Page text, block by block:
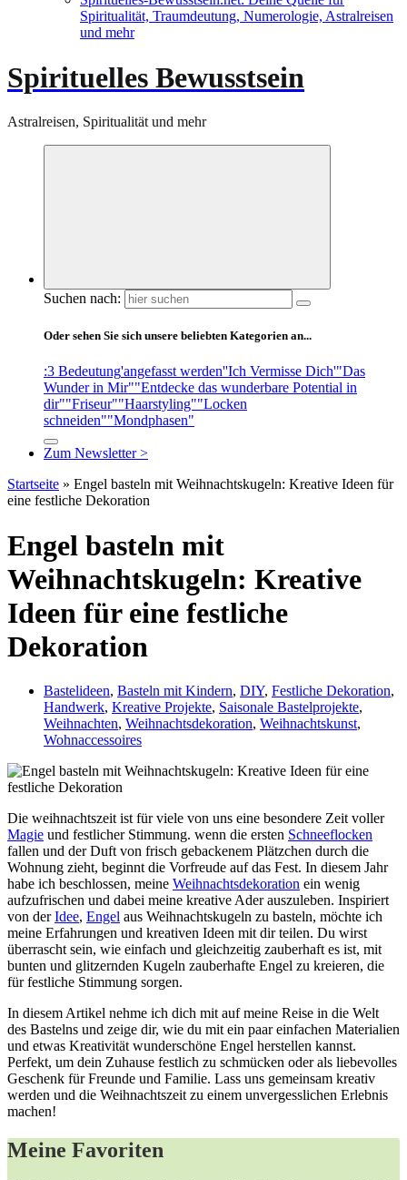
Spiritualität, Traumdeutung, Numerologie, Astralreisen
und mehr
Spirituelles Bewusstsein
Astralreisen, Spiritualität und mehr
Suchen nach:
Oder sehen Sie sich unsere beliebten Kategorien an...
:3 Bedeutung'angefasst werden''Ich Vermisse Dich'"Das
Wunder in Mir""Entdecke das wunderbare Potential in
dir""Friseur""Haarstyling""Locken
schneiden""Mondphasen"
Zum Newsletter >
Startseite » Engel basteln mit Weihnachtskugeln: Kreative Ideen für
eine festliche Dekoration
Engel basteln mit
Weihnachtskugeln: Kreative
Ideen für eine festliche
Dekoration
Bastelideen, Basteln mit Kindern, DIY, Festliche Dekoration,
Handwerk, Kreative Projekte, Saisonale Bastelprojekte,
Weihnachten, Weihnachtsdekoration, Weihnachtskunst,
Wohnaccessoires
Die weihnachtszeit ist für viele von uns eine besondere Zeit voller
Magie und festlicher Stimmung. wenn die​ ersten Schneeflocken
⁢fallen und der Duft ⁤von frisch ⁤gebackenem Plätzchen ‌durch die
Wohnung zieht, beginnt die ​Vorfreude auf⁤ das Fest. In⁣ diesem Jahr‌
habe ich beschlossen, meine Weihnachtsdekoration ein wenig
aufzufrischen und dabei meine​ kreative Ader auszuleben. Inspiriert
von derIdee, Engel aus Weihnachtskugeln zu basteln, möchte ich
meine Erfahrungen und kreativen Ideen mit dir⁢ teilen.⁢ Du wirst
überrascht sein, wie einfach​ und gleichzeitig zauberhaft es ist, mit
bunten und glitzernden Kugeln zauberhafte Engel zu kreieren,​ die
für festliche Stimmung sorgen.
In diesem Artikel nehme ich dich ⁢mit ​auf meine Reise⁢ in die Welt⁣
des Bastelns und zeige⁢ dir, wie du⁢ mit ein paar ​einfachen Materialien
und etwas Kreativität wunderschöne Engel⁣ herstellen kannst.
Perfekt, um dein Zuhause festlich zu schmücken oder⁤ als⁤ liebevolles
Geschenk für Freunde und Familie. Lass uns gemeinsam kreativ
werden und die Weihnachtszeit zu einem unvergesslichen⁢ Erlebnis
machen!
Meine Favoriten